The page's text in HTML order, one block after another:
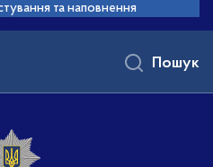
та наповнення
Пошук